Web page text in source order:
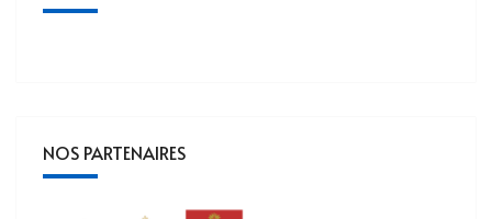
NOS PARTENAIRES